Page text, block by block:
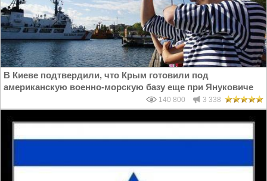
В Киеве подтвердили, что Крым готовили под
американскую военно-морскую базу еще при Януковиче
140 800 3 338